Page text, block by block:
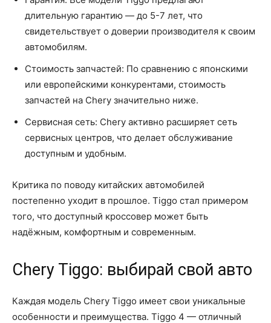
длительную гарантию — до 5-7 лет, что
свидетельствует о доверии производителя к своим
автомобилям.
Стоимость запчастей: По сравнению с японскими
или европейскими конкурентами, стоимость
запчастей на Chery значительно ниже.
Сервисная сеть: Chery активно расширяет сеть
сервисных центров, что делает обслуживание
доступным и удобным.
Критика по поводу китайских автомобилей
постепенно уходит в прошлое. Tiggo стал примером
того, что доступный кроссовер может быть
надёжным, комфортным и современным.
Chery Tiggo: выбирай свой авто
Каждая модель Chery Tiggo имеет свои уникальные
особенности и преимущества. Tiggo 4 — отличный